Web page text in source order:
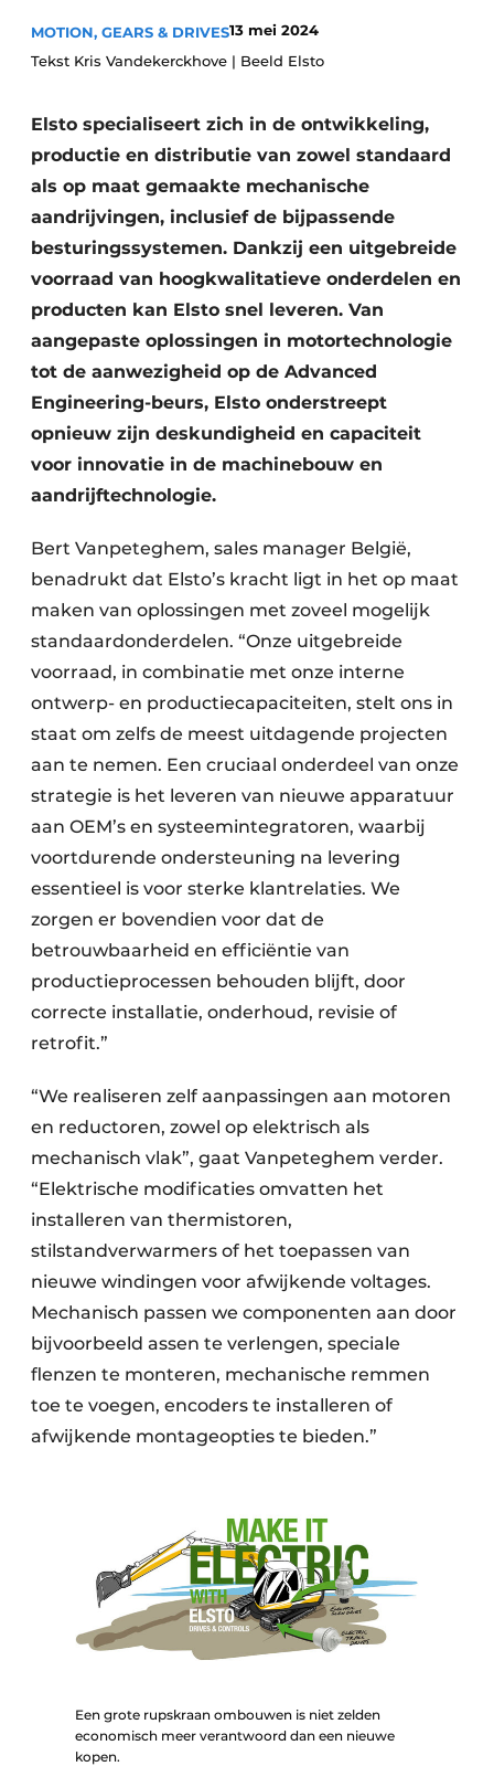
Privacy / Cookie statement
Vacature aanmelden
Video’s
MOTION, GEARS & DRIVES13 mei 2024
Tekst Kris Vandekerckhove | Beeld Elsto
Elsto specialiseert zich in de ontwikkeling,
productie en distributie van zowel standaard
als op maat gemaakte mechanische
aandrijvingen, inclusief de bijpassende
besturingssystemen. Dankzij een uitgebreide
voorraad van hoogkwalitatieve onderdelen en
producten kan Elsto snel leveren. Van
aangepaste oplossingen in motortechnologie
tot de aanwezigheid op de Advanced
Engineering-beurs, Elsto onderstreept
opnieuw zijn deskundigheid en capaciteit
voor innovatie in de machinebouw en
aandrijftechnologie.
Bert Vanpeteghem, sales manager België,
benadrukt dat Elsto’s kracht ligt in het op maat
maken van oplossingen met zoveel mogelijk
standaardonderdelen. “Onze uitgebreide
voorraad, in combinatie met onze interne
ontwerp- en productiecapaciteiten, stelt ons in
staat om zelfs de meest uitdagende projecten
aan te nemen. Een cruciaal onderdeel van onze
strategie is het leveren van nieuwe apparatuur
aan OEM’s en systeemintegratoren, waarbij
voortdurende ondersteuning na levering
essentieel is voor sterke klantrelaties. We
zorgen er bovendien voor dat de
betrouwbaarheid en efficiëntie van
productieprocessen behouden blijft, door
correcte installatie, onderhoud, revisie of
retrofit.”
“We realiseren zelf aanpassingen aan motoren
en reductoren, zowel op elektrisch als
mechanisch vlak”, gaat Vanpeteghem verder.
“Elektrische modificaties omvatten het
installeren van thermistoren,
stilstandverwarmers of het toepassen van
nieuwe windingen voor afwijkende voltages.
Mechanisch passen we componenten aan door
bijvoorbeeld assen te verlengen, speciale
flenzen te monteren, mechanische remmen
toe te voegen, encoders te installeren of
afwijkende montageopties te bieden.”
Een grote rupskraan ombouwen is niet zelden
economisch meer verantwoord dan een nieuwe
kopen.